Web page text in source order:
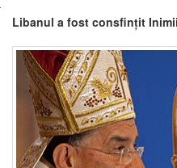
Libanul a fost consfințit